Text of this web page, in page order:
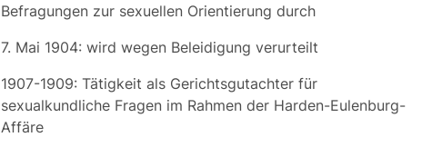
Befragungen zur sexuellen Orientierung durch
7. Mai 1904: wird wegen Beleidigung verurteilt
1907-1909: Tätigkeit als Gerichtsgutachter für
sexualkundliche Fragen im Rahmen der Harden-Eulenburg-
Affäre